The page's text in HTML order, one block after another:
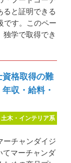
ると証明できる
です。このペー
独学で取得でき
格取得の難
収・給料・
木・インテリア系
ーチャンダイジ
てマーチャンダ